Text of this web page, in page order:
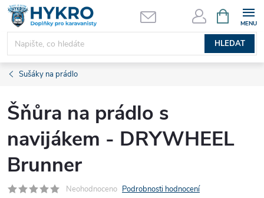
Přejít
obsah
HLEDAT
NÁKUPNÍ
KOŠÍK
Sušáky na prádlo
Šňůra na prádlo s
navijákem - DRYWHEEL
Brunner
Neohodnoceno Podrobnosti hodnocení